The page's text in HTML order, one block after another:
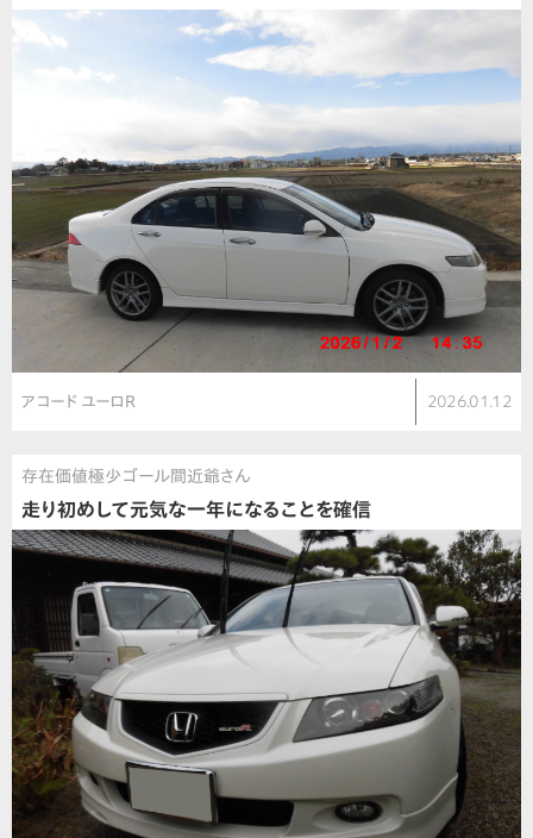
アコード ユーロR 2026.01.12
存在価値極少ゴール間近爺さん
走り初めして元気な一年になることを確信